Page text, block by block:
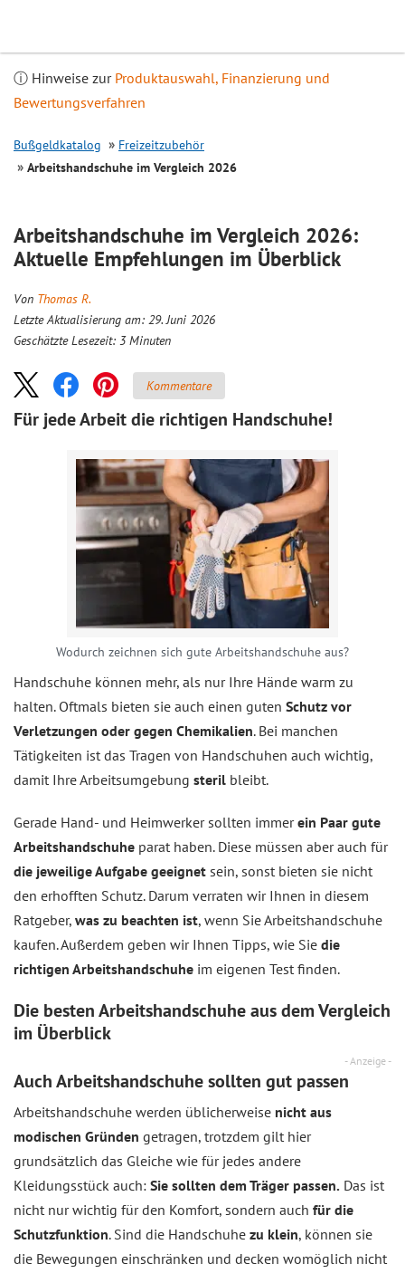
ⓘ Hinweise zur Produktauswahl, Finanzierung und
Bewertungsverfahren
Bußgeldkatalog
Freizeitzubehör
Arbeitshandschuhe im Vergleich 2026
Arbeitshandschuhe im Vergleich 2026:
Aktuelle Empfehlungen im Überblick
Von Thomas R.
Letzte Aktualisierung am: 29. Juni 2026
Geschätzte Lesezeit: 3 Minuten
Kommentare
Für jede Arbeit die richtigen Handschuhe!
Wodurch zeichnen sich gute Arbeitshandschuhe aus?
Handschuhe können mehr, als nur Ihre Hände warm zu
halten. Oftmals bieten sie auch einen guten Schutz vor
Verletzungen oder gegen Chemikalien. Bei manchen
Tätigkeiten ist das Tragen von Handschuhen auch wichtig,
damit Ihre Arbeitsumgebung steril bleibt.
Gerade Hand- und Heimwerker sollten immerein Paar gute
Arbeitshandschuhe parat haben. Diese müssen aber auch für
die jeweilige Aufgabe geeignet sein, sonst bieten sie nicht
den erhofften Schutz. Darum verraten wir Ihnen in diesem
Ratgeber, was zu beachten ist, wenn Sie Arbeitshandschuhe
kaufen. Außerdem geben wir Ihnen Tipps, wie Sie die
richtigen Arbeitshandschuhe im eigenen Test finden.
Die besten Arbeitshandschuhe aus demVergleich
im Überblick
- Anzeige -
Auch Arbeitshandschuhe sollten gut passen
Arbeitshandschuhe werden üblicherweise nicht aus
modischen Gründen getragen, trotzdem gilt hier
grundsätzlich das Gleiche wie für jedes andere
Kleidungsstück auch: Sie sollten dem Träger passen. Das ist
nicht nur wichtig für den Komfort, sondern auch für die
Schutzfunktion. Sind die Handschuhe zu klein, können sie
die Bewegungen einschränken und decken womöglich nicht